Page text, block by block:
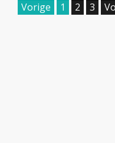
Vorige 1 2 3